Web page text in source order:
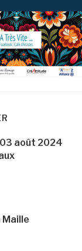
août 2024
Maille